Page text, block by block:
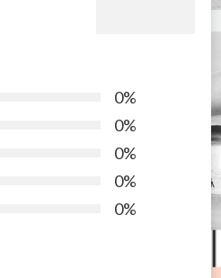
0%
0%
0%
0%
0%